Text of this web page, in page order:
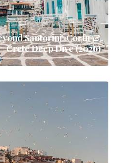
Santorini: Corfu &
Crete Deep Dive (2026)